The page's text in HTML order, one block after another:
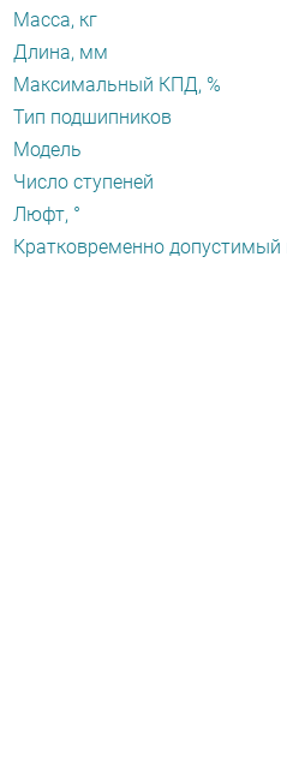
Масса, кг
Длина, мм
Максимальный КПД, %
Тип подшипников
Модель
Число ступеней
Люфт, °
Кратковременно